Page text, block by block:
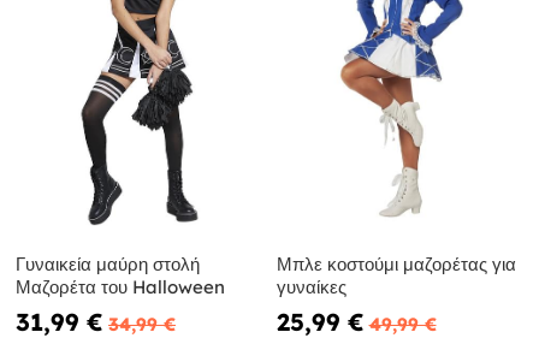
Γυναικεία μαύρη στολή
Μαζορέτα του Halloween
31,99 € 34,99 €
Μπλε κοστούμι μαζορέτας για
γυναίκες
25,99 € 49,99 €